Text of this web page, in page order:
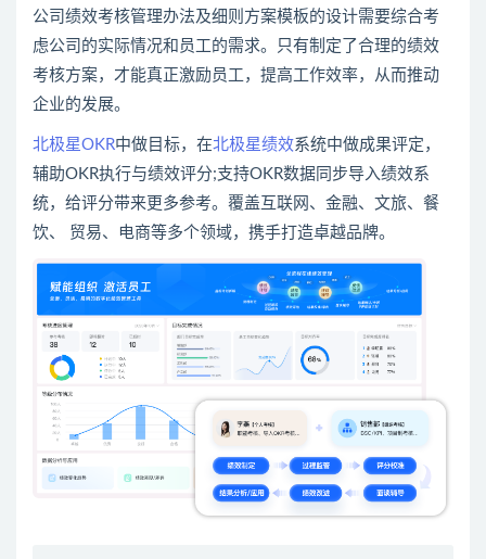
公司绩效考核管理办法及细则方案模板的设计需要综合考
虑公司的实际情况和员工的需求。只有制定了合理的绩效
考核方案，才能真正激励员工，提高工作效率，从而推动
企业的发展。
北极星OKR中做目标，在北极星绩效系统中做成果评定，
辅助OKR执行与绩效评分;支持OKR数据同步导入绩效系
统，给评分带来更多参考。覆盖互联网、金融、文旅、餐
饮、 贸易、电商等多个领域，携手打造卓越品牌。